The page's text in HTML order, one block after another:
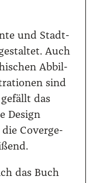
und Stadt­
Auch
Abbil­
sind
das
Design
Cover­ge­
das Buch